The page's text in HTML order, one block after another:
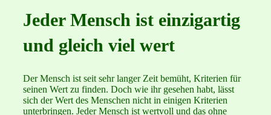
Jeder Mensch ist einzigartig
und gleich viel wert
Der Mensch ist seit sehr langer Zeit bemüht, Kriterien für
seinen Wert zu finden. Doch wie ihr gesehen habt, lässt
sich der Wert des Menschen nicht in einigen Kriterien
unterbringen. Jeder Mensch ist wertvoll und das ohne